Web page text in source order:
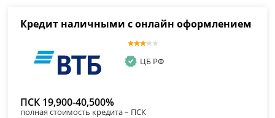
Кредит наличными с онлайн оформлением
ЦБ РФ
ПСК 19,900-40,500%
полная стоимость кредита – ПСК